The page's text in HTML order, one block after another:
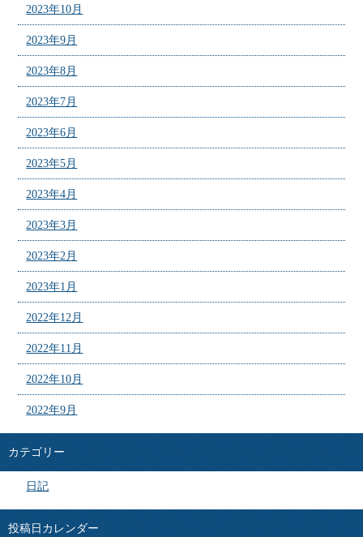
2023年10月
2023年9月
2023年8月
2023年7月
2023年6月
2023年5月
2023年4月
2023年3月
2023年2月
2023年1月
2022年12月
2022年11月
2022年10月
2022年9月
カテゴリー
日記
投稿日カレンダー